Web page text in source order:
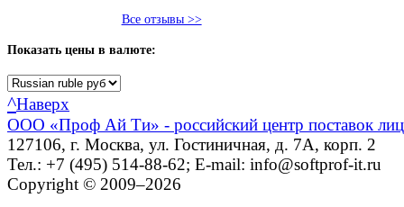
Все отзывы >>
Показать цены в валюте:
^Наверх
ООО «Проф Ай Ти» - российский центр поставок
127106, г. Москва, ул. Гостиничная, д. 7А, корп. 2
Тел.: +7 (495) 514-88-62; E-mail: info@softprof-it.ru
Copyright © 2009–2026